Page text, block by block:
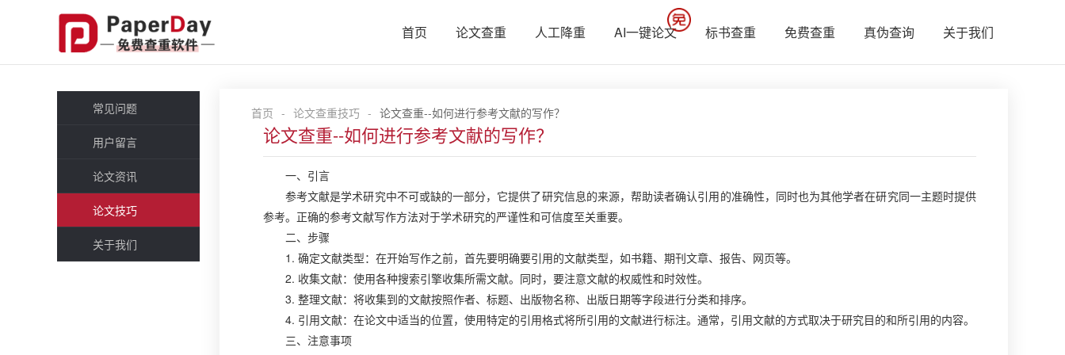
首页 论文查重 人工降重 AI一键论文 标书查重 免费查重 真伪查询 关于我们
常见问题
用户留言
论文资讯
论文技巧
关于我们
首页 - 论文查重技巧 - 论文查重--如何进行参考文献的写作？
论文查重--如何进行参考文献的写作？
一、引言
参考文献是学术研究中不可或缺的一部分，它提供了研究信息的来源，帮助读者确认引用的准确性，同时也为其他学者在研究同一主题时提供
参考。正确的参考文献写作方法对于学术研究的严谨性和可信度至关重要。
二、步骤
1. 确定文献类型：在开始写作之前，首先要明确要引用的文献类型，如书籍、期刊文章、报告、网页等。
2. 收集文献：使用各种搜索引擎收集所需文献。同时，要注意文献的权威性和时效性。
3. 整理文献：将收集到的文献按照作者、标题、出版物名称、出版日期等字段进行分类和排序。
4. 引用文献：在论文中适当的位置，使用特定的引用格式将所引用的文献进行标注。通常，引用文献的方式取决于研究目的和所引用的内容。
三、注意事项